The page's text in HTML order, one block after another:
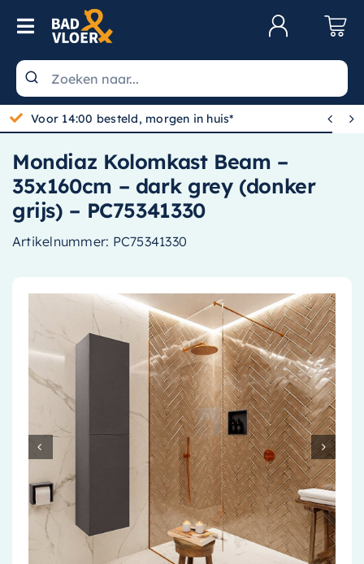
Skip to content
Toggle Navigation
Wastafels
Toiletten
Spiegels
Kranen
Douche
Baden
Radiatoren
Installatiemateriaal
Klimaatbeheersing
PVC
Tegels
Gratis bezorgd vanaf 100,-
 
Mondiaz Kolomkast Beam –
35x160cm – dark grey (donker
grijs) – PC75341330
Artikelnummer: PC75341330